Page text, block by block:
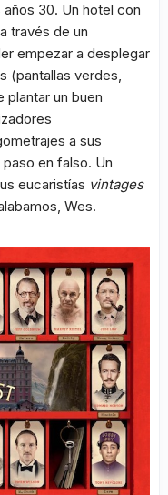
30. Un hotel con
través de un
empezar a desplegar
(pantallas verdes,
un buen
a sus
en falso. Un
eucaristías vintages
Wes.